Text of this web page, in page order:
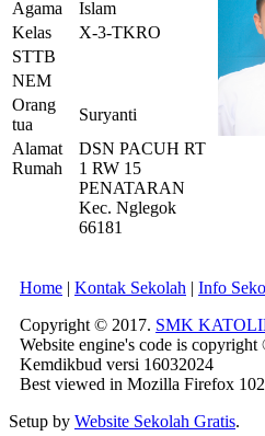
Agama
Islam
Kelas
X-3-TKRO
STTB
NEM
Orang
tua
Suryanti
Alamat
Rumah
DSN PACUH RT
1 RW 15
PENATARAN
Kec. Nglegok
66181
Home | Kontak Sekolah | Info
Copyright © 2017. SMK
Website engine's code is
Kemdikbud versi 16032024
Best viewed in Mozilla Firefox
Setup by Website Sekolah Gratis.